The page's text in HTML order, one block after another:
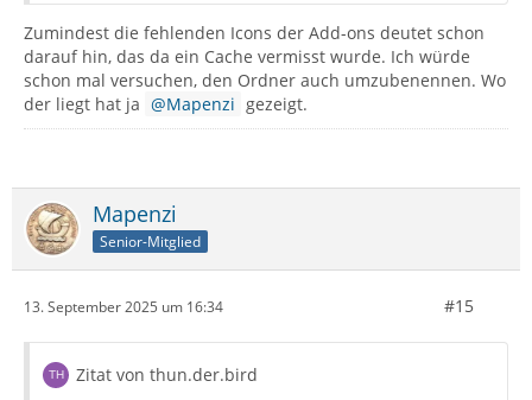
Zumindest die fehlenden Icons der Add-ons deutet schon
darauf hin, das da ein Cache vermisst wurde. Ich würde
schon mal versuchen, den Ordner auch umzubenennen. Wo
der liegt hat ja
Mapenzi gezeigt.
Mapenzi
Senior-Mitglied
13. September 2025 um 16:34 #15
Zitat von thun.der.bird